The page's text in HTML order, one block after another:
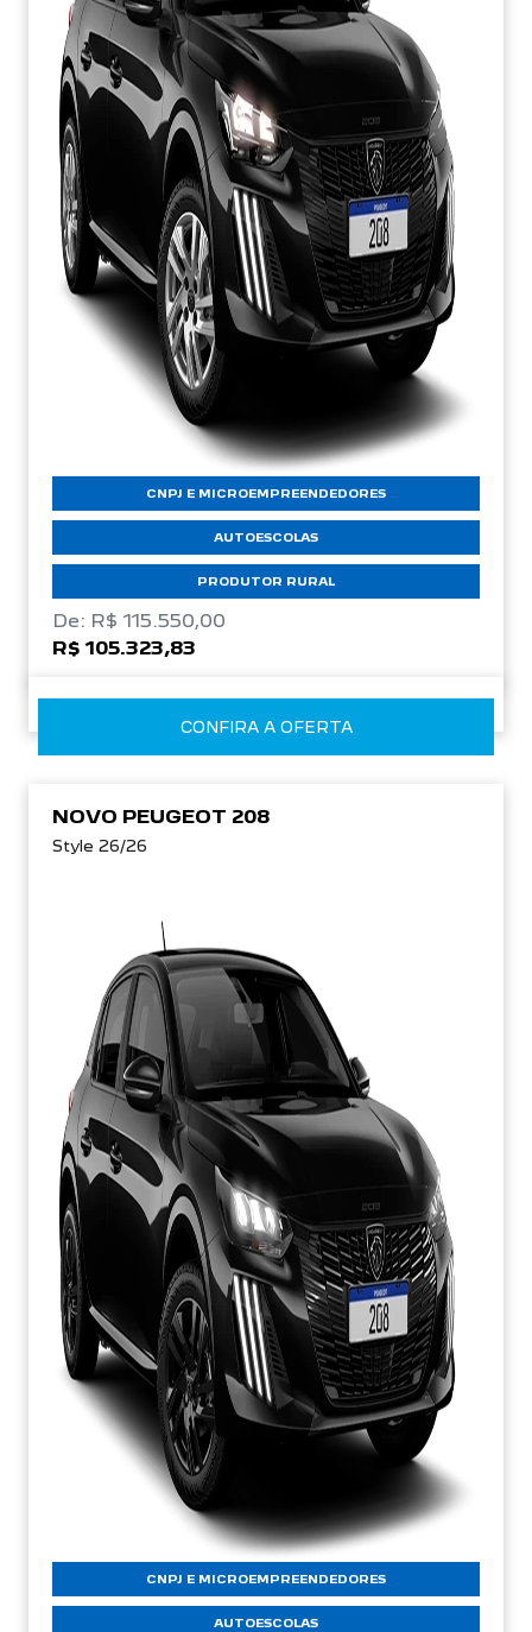
CNPJ E MICROEMPREENDEDORES
AUTOESCOLAS
PRODUTOR RURAL
De: R$ 115.550,00
R$ 105.323,83
CONFIRA A OFERTA
NOVO PEUGEOT 208
Style 26/26
CNPJ E MICROEMPREENDEDORES
AUTOESCOLAS